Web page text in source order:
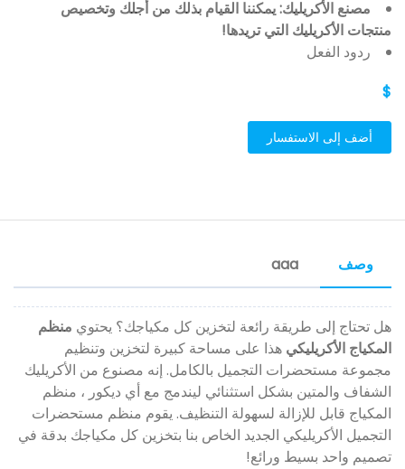
مصنع الأكريليك: يمكننا القيام بذلك من أجلك وتخصيص
منتجات الأكريليك التي تريدها!
ردود الفعل
$
أضف إلى الاستفسار
وصف aaa
هل تحتاج إلى طريقة رائعة لتخزين كل مكياجك؟ يحتوي منظم
المكياج الأكريليكي هذا على مساحة كبيرة لتخزين وتنظيم
مجموعة مستحضرات التجميل بالكامل. إنه مصنوع من الأكريليك
الشفاف والمتين بشكل استثنائي ليندمج مع أي ديكور ، منظم
المكياج قابل للإزالة لسهولة التنظيف. يقوم منظم مستحضرات
التجميل الأكريليكي الجديد الخاص بنا بتخزين كل مكياجك بدقة في
تصميم واحد بسيط ورائع!